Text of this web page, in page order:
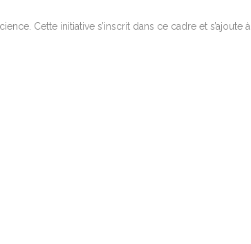
Cette initiative s’inscrit dans ce cadre et s’ajoute à